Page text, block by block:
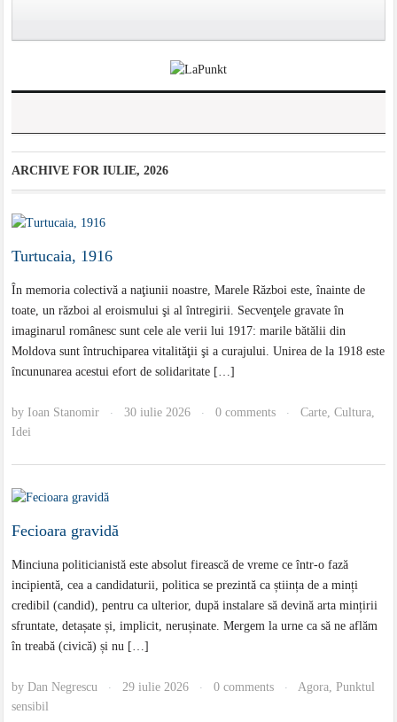
ARCHIVE FORIULIE, 2026
Turtucaia, 1916
În memoria colectivă a naţiunii noastre, Marele Război este, înainte de
toate, un război al eroismului şi al întregirii. Secvenţele gravate în
imaginarul românesc sunt cele ale verii lui 1917: marile bătălii din
Moldova sunt întruchiparea vitalităţii şi a curajului. Unirea de la 1918 este
încununarea acestui efort de solidaritate […]
by Ioan Stanomir · 30 iulie 2026 · 0 comments · Carte,Cultura,
Idei
Fecioara gravidă
Minciuna politicianistă este absolut firească de vreme ce într-o fază
incipientă, cea a candidaturii, politica se prezintă ca știința de a minți
credibil (candid), pentru ca ulterior, după instalare să devină arta mințirii
sfruntate, detașate și, implicit, nerușinate. Mergem la urne ca să ne aflăm
în treabă (civică) și nu […]
byDan Negrescu · 29 iulie 2026 · 0 comments · Agora,Punktul
sensibil